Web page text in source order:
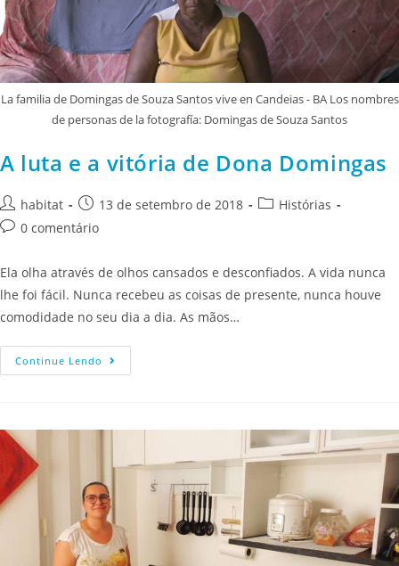
La familia de Domingas de Souza Santos vive en Candeias - BA Los nombres
de personas de la fotografía: Domingas de Souza Santos
A luta e a vitória de Dona Domingas
habitat 13 de setembro de 2018
Histórias
0 comentário
Ela olha através de olhos cansados e desconfiados. A vida nunca
lhe foi fácil. Nunca recebeu as coisas de presente, nunca houve
comodidade no seu dia a dia. As mãos…
Continue Lendo